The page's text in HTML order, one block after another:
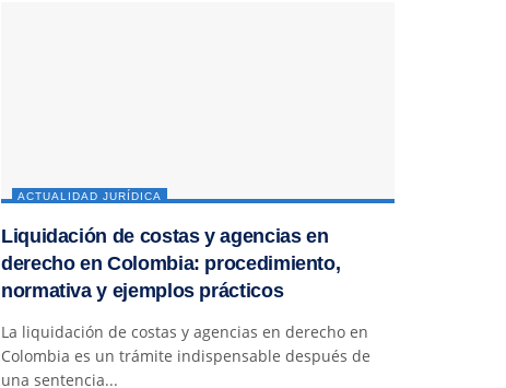
ACTUALIDAD JURÍDICA
Liquidación de costas y agencias en
derecho en Colombia: procedimiento,
normativa y ejemplos prácticos
La liquidación de costas y agencias en derecho en
Colombia es un trámite indispensable después de
una sentencia...